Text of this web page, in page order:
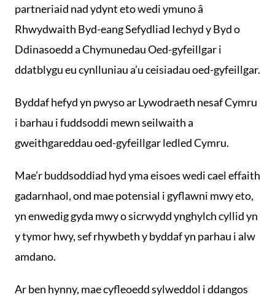
partneriaid nad ydynt eto wedi ymuno â
Rhwydwaith Byd-eang Sefydliad Iechyd y Byd o
Ddinasoedd a Chymunedau Oed-gyfeillgar i
ddatblygu eu cynlluniau a’u ceisiadau oed-gyfeillgar.
Byddaf hefyd yn pwyso ar Lywodraeth nesaf Cymru
i barhau i fuddsoddi mewn seilwaith a
gweithgareddau oed-gyfeillgar ledled Cymru.
Mae’r buddsoddiad hyd yma eisoes wedi cael effaith
gadarnhaol, ond mae potensial i gyflawni mwy eto,
yn enwedig gyda mwy o sicrwydd ynghylch cyllid yn
y tymor hwy, sef rhywbeth y byddaf yn parhau i alw
amdano.
Ar ben hynny, mae cyfleoedd sylweddol i ddangos